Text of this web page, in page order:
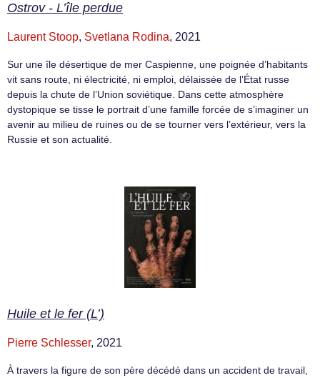
Ostrov - L’île perdue
Laurent Stoop, Svetlana Rodina, 2021
Sur une île désertique de mer Caspienne, une poignée d’habitants
vit sans route, ni électricité, ni emploi, délaissée de l’État russe
depuis la chute de l’Union soviétique. Dans cette atmosphère
dystopique se tisse le portrait d’une famille forcée de s’imaginer un
avenir au milieu de ruines ou de se tourner vers l’extérieur, vers la
Russie et son actualité.
Huile et le fer (L’)
Pierre Schlesser, 2021
À travers la figure de son père décédé dans un accident de travail,